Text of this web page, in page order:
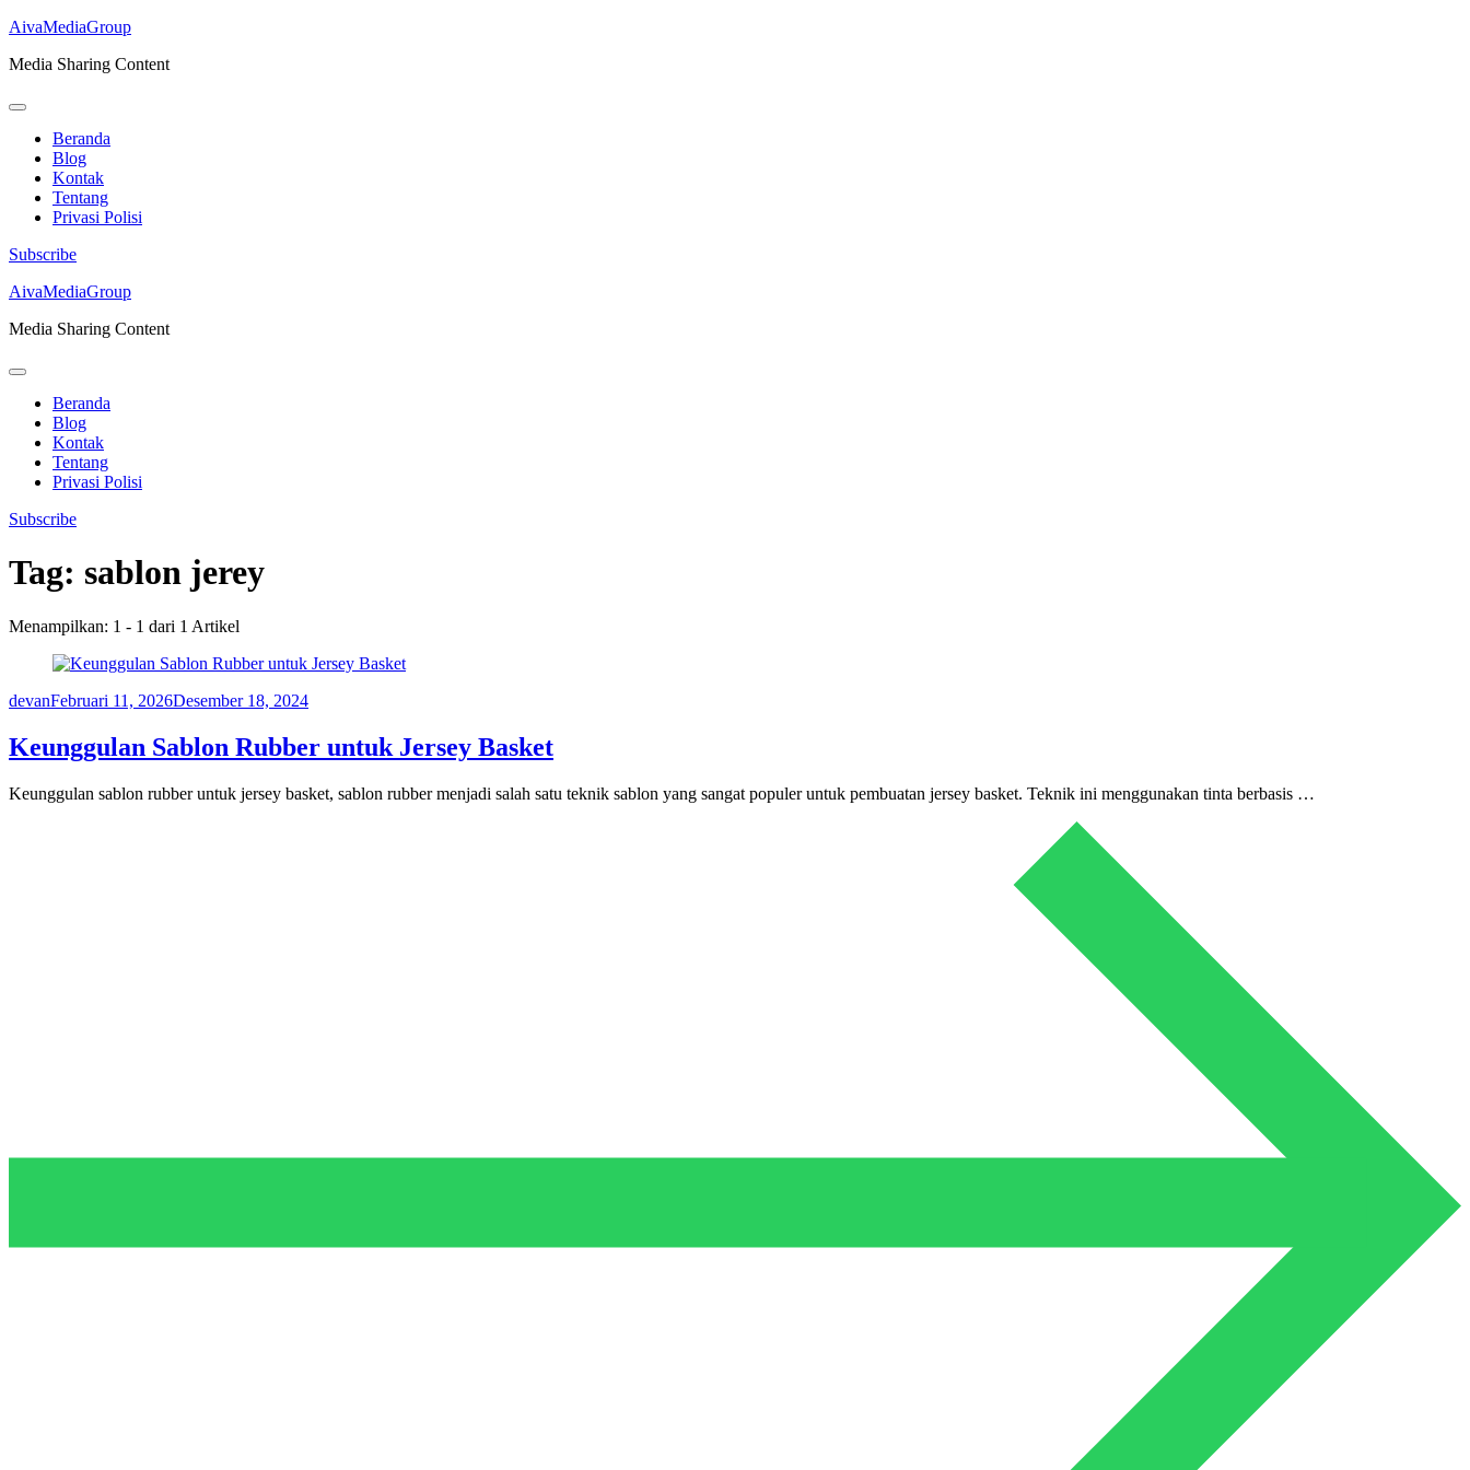
AivaMediaGroup
Media Sharing Content
Beranda
Blog
Kontak
Tentang
Privasi Polisi
Subscribe
Lompat
konten
Enter)
AivaMediaGroup
Media Sharing Content
Beranda
Blog
Kontak
Tentang
Privasi Polisi
Subscribe
Tag: sablon jerey
Menampilkan: 1 - 1 dari 1 Artikel
devanFebruari 11, 2026Desember 18, 2024
Keunggulan Sablon Rubber untuk Jersey Basket
Keunggulan sablon rubber untuk jersey basket, sablon rubber menjadi salah satu teknik sablon yang sangat populer untuk pembuatan jersey basket. Teknik ini menggunakan tinta berbasis …